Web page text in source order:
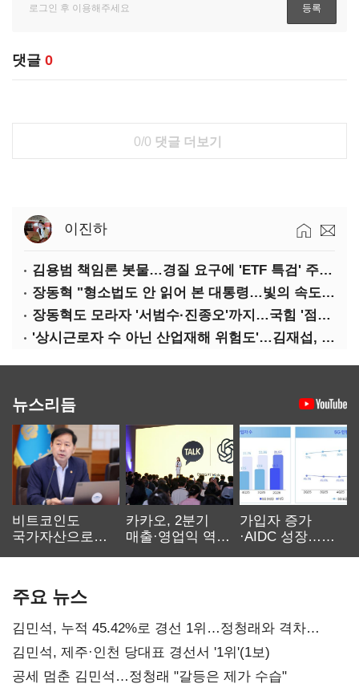
댓글 0
0/0 댓글 더보기
이진하
김용범 책임론 봇물…경질 요구에 'ETF 특검' 주장까지
장동혁 "형소법도 안 읽어 본 대통령…빛의 속도로 무너질 것"
장동혁도 모라자 '서범수·진종오'까지…국힘 '점입가경'
'상시근로자 수 아닌 산업재해 위험도'…김재섭, 산재예방 지원기준 손질
뉴스리듬
비트코인도
국가자산으로…'
카카오, 2분기
매출·영업익 역대
가입자 증가
·AIDC 성장…
주요 뉴스
김민석, 누적 45.42%로 경선 1위…정청래와 격차
0.86%p(2보)
김민석, 제주·인천 당대표 경선서 '1위'(1보)
공세 멈춘 김민석…정청래 "갈등은 제가 수습"